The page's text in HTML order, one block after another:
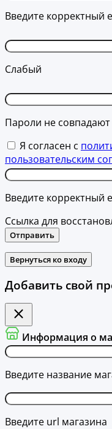
Введите корректный
Слабый
Пароли не совпадают
Я согласен с
пользовательским
Введите корректный
Ссылка для
Отправить
Вернуться ко входу
Добавить свой
Информация о
Введите название
Введите url магазина